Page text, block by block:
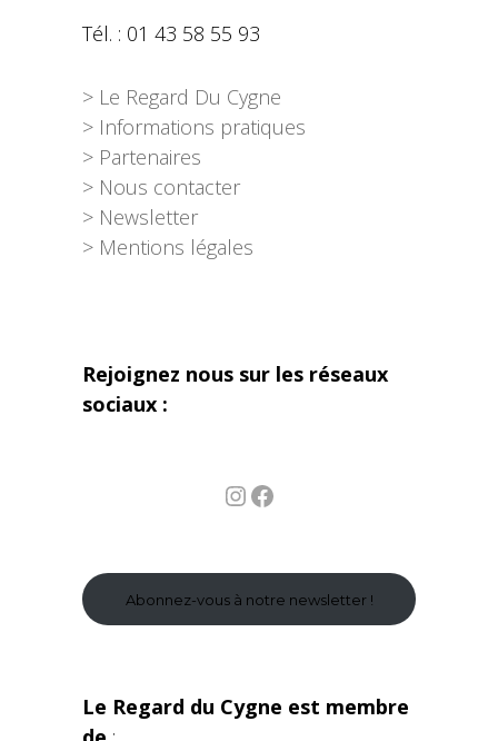
Tél. : 01 43 58 55 93
> Le Regard Du Cygne
> Informations pratiques
> Partenaires
> Nous contacter
> Newsletter
> Mentions légales
Rejoignez nous sur les réseaux
sociaux :
InstagramFacebook
Abonnez-vous à notre newsletter !
Le Regard du Cygne est membre